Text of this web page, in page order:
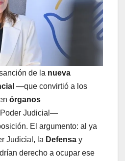
de la nueva
—que convirtió a los
órganos
Judicial—
El argumento: al ya
Judicial, la Defensa y
derecho a ocupar ese